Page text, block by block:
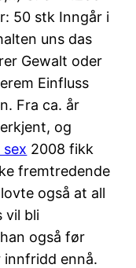
50 stk Inngår i
uns das
Gewalt oder
Einfluss
Fra ca. år
og
2008 fikk
fremtredende
også at all
vil bli
også før
innfridd ennå.